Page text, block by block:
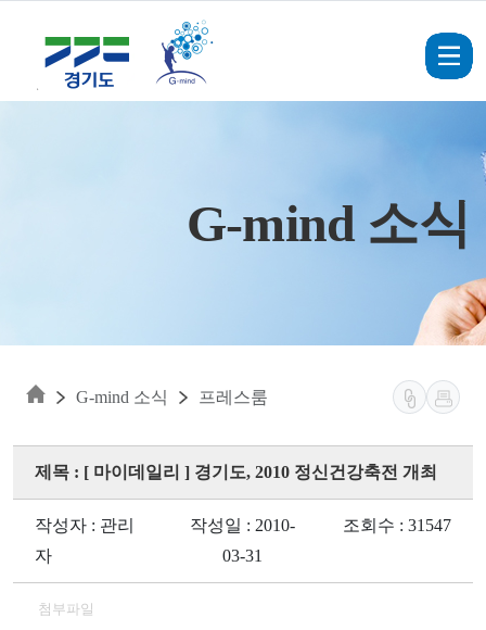
G-mind 소식
G-mind 소식 프레스룸
제목 : [ 마이데일리 ] 경기도, 2010 정신건강축전 개최
작성자 : 관리
자
작성일 : 2010-
03-31
조회수 : 31547
첨부파일